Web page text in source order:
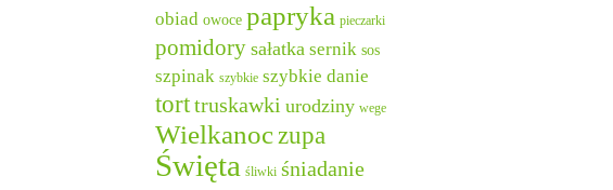
obiad owoce papryka pieczarki
pomidory sałatka sernik sos
szpinak szybkie szybkie danie
torttruskawki urodziny wege
Wielkanoczupa
Święta śliwki śniadanie